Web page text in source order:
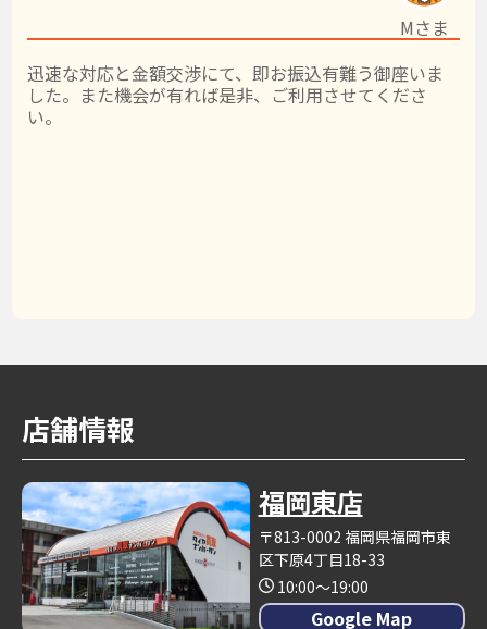
迅速な対応と金額交渉にて、即お振込有難う御座いま
した。また機会が有れば是非、ご利用させてくださ
い。
Mさま
店舗情報
福岡東店
〒813-0002 福岡県福岡市東
区下原4丁目18-33
10:00～19:00
Google Map